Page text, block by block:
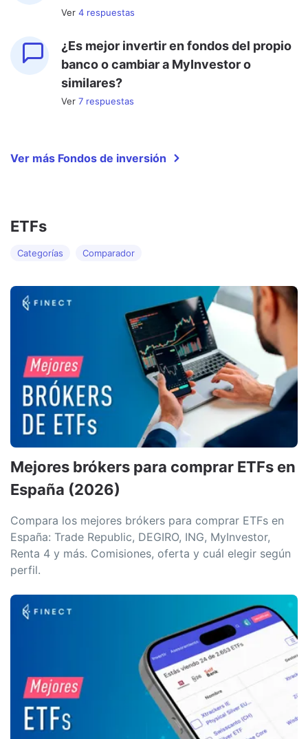
Ver 4 respuestas
¿Es mejor invertir en fondos del propio
banco o cambiar a MyInvestor o
similares?
Ver 7 respuestas
Ver más Fondos de inversión
ETFs
Mejores brókers para comprar ETFs en
España (2026)
Compara los mejores brókers para comprar ETFs en
España: Trade Republic, DEGIRO, ING, MyInvestor,
Renta 4 y más. Comisiones, oferta y cuál elegir según
perfil.